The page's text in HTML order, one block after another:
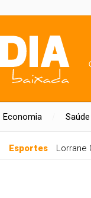
Economia Saúde
Esportes Lorrane